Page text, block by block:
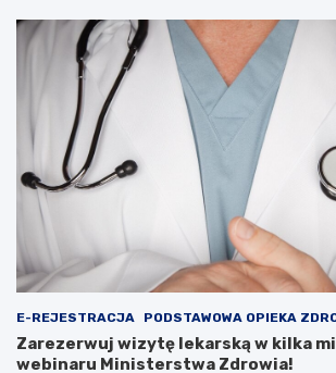
óa
E-REJESTRACJA PODSTAWOWA OPIEKA
Zarezerwuj wizytę lekarską w kilka
webinaru Ministerstwa Zdrowia!